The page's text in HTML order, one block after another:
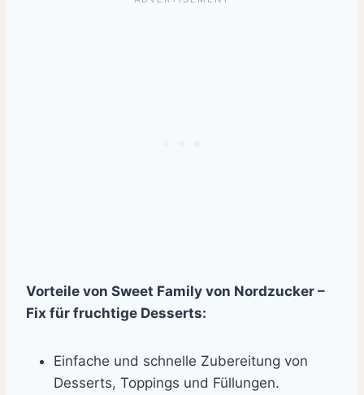
Vorteile von Sweet Family von Nordzucker –
Fix für fruchtige Desserts:
Einfache und schnelle Zubereitung von
Desserts, Toppings und Füllungen.